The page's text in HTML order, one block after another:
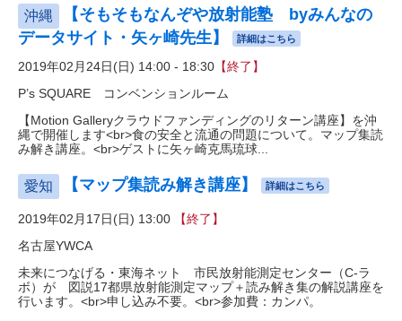
沖縄
【そもそもなんぞや放射能塾 byみんなの
データサイト・矢ヶ崎先生】
詳細はこちら
2019年02月24日(日) 14:00 - 18:30 【終了】
P’s SQUARE コンベンションルーム
【Motion Galleryクラウドファンディングのリターン講座】を沖
縄で開催します<br>食の安全と流通の問題について。マップ集読
み解き講座。<br>ゲストに矢ヶ崎克馬琉球...
愛知 【マップ集読み解き講座】 詳細はこちら
2019年02月17日(日) 13:00
【終了】
名古屋YWCA
未来につなげる・東海ネット 市民放射能測定センター（C-ラ
ボ）が 図説17都県放射能測定マップ＋読み解き集の解説講座を
行います。<br>申し込み不要。<br>参加費：カンパ。